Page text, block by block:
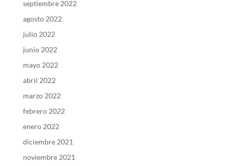
septiembre 2022
agosto 2022
julio 2022
junio 2022
mayo 2022
abril 2022
marzo 2022
febrero 2022
enero 2022
diciembre 2021
noviembre 2021